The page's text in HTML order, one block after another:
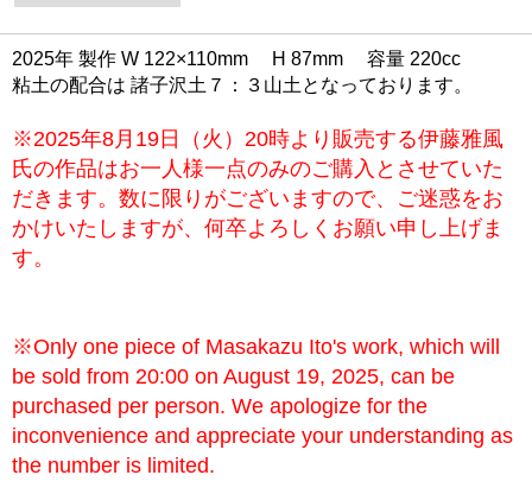
2025年 製作 W 122×110mm H 87mm 容量 220cc
粘土の配合は 諸子沢土７：３山土となっております。
※2025年8月19日（火）20時より販売する伊藤雅風
氏の作品はお一人様一点のみのご購入とさせていた
だきます。数に限りがございますので、ご迷惑をお
かけいたしますが、何卒よろしくお願い申し上げま
す。
※Only one piece of Masakazu Ito's work, which will
be sold from 20:00 on August 19, 2025, can be
purchased per person. We apologize for the
inconvenience and appreciate your understanding as
the number is limited.